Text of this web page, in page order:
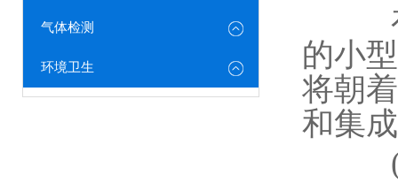
气体检测
环境卫生
在
的小
将朝
和集
(